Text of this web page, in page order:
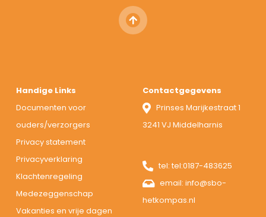
Handige Links
Documenten voor
ouders/verzorgers
Privacy statement
Privacyverklaring
Klachtenregeling
Medezeggenschap
Vakanties en vrije dagen
Contactgegevens
Prinses Marijkestraat 1
3241 VJ Middelharnis
tel:tel:0187-483625
email:info@sbo-
hetkompas.nl